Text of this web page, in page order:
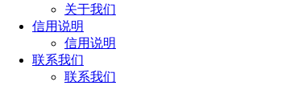
关于我们
信用说明
信用说明
联系我们
联系我们